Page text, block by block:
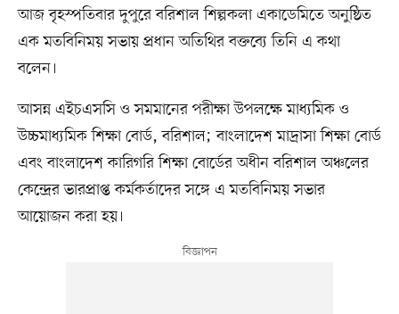
আজ বৃহস্পতিবার দুপুরে বরিশাল শিল্পকলা একাডেমিতে অনুষ্ঠিত
এক মতবিনিময় সভায় প্রধান অতিথির বক্তব্যে তিনি এ কথা
বলেন।
আসন্ন এইচএসসি ও সমমানের পরীক্ষা উপলক্ষে মাধ্যমিক ও
উচ্চমাধ্যমিক শিক্ষা বোর্ড, বরিশাল; বাংলাদেশ মাদ্রাসা শিক্ষা বোর্ড
এবং বাংলাদেশ কারিগরি শিক্ষা বোর্ডের অধীন বরিশাল অঞ্চলের
কেন্দ্রের ভারপ্রাপ্ত কর্মকর্তাদের সঙ্গে এ মতবিনিময় সভার
আয়োজন করা হয়।